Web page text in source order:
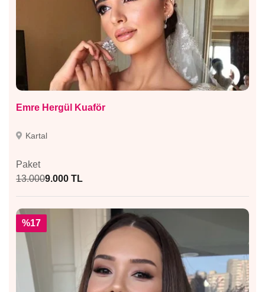
Emre Hergül Kuaför
Kartal
Paket
13.0009.000 TL
%17